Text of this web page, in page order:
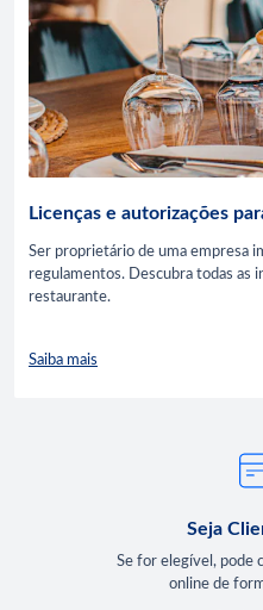
Licenças e autorizações
Ser proprietário de uma empresa
regulamentos. Descubra todas as
restaurante.
Saiba mais
Seja
Se for elegível, pode
online de